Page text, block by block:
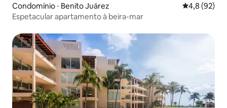
Condomínio ⋅ Benito Juárez 4,8 de uma
4,8 (92)
Espetacular apartamento à beira-mar